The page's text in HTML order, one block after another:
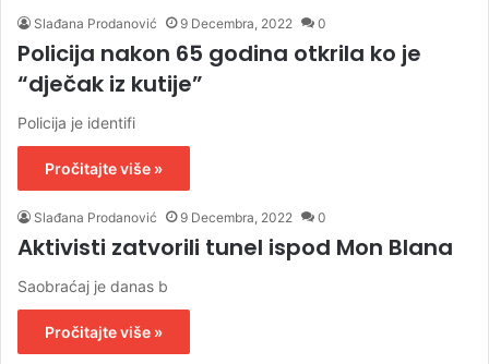
Slađana Prodanović 9 Decembra, 2022 0
Policija nakon 65 godina otkrila ko je
“dječak iz kutije”
Policija je identifi
Pročitajte više »
Slađana Prodanović 9 Decembra, 2022 0
Aktivisti zatvorili tunel ispod Mon Blana
Saobraćaj je danas b
Pročitajte više »